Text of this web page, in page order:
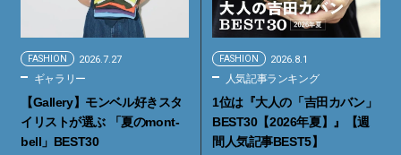
FASHION 2026.7.27
ギャラリー
【Gallery】モンベル好きスタ
イリストが選ぶ 「夏のmont-
bell」BEST30
FASHION 2026.8.1
人気記事ランキング
1位は『大人の「吉田カバン」
BEST30【2026年夏】』【週
間人気記事BEST5】